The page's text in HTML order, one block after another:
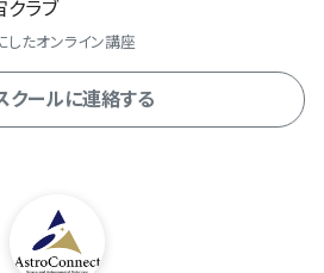
クラブ
したオンライン講座
クールに連絡する